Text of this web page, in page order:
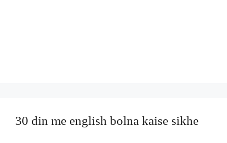
30 din me english bolna kaise sikhe